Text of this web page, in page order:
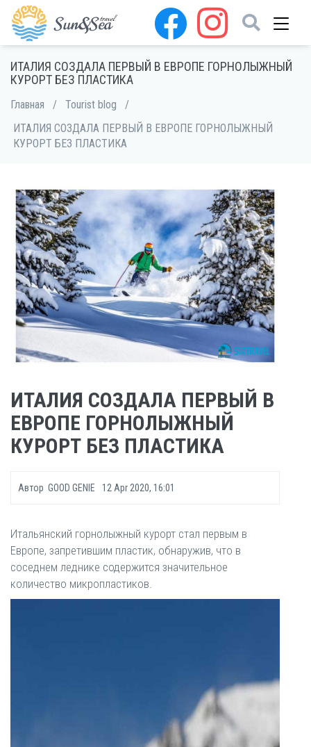
ИТАЛИЯ СОЗДАЛА ПЕРВЫЙ В ЕВРОПЕ ГОРНОЛЫЖНЫЙ
КУРОРТ БЕЗ ПЛАСТИКА
Главная / Tourist blog
/
ИТАЛИЯ СОЗДАЛА ПЕРВЫЙ В ЕВРОПЕ ГОРНОЛЫЖНЫЙ
КУРОРТ БЕЗ ПЛАСТИКА
ИТАЛИЯ СОЗДАЛА ПЕРВЫЙ В
ЕВРОПЕ ГОРНОЛЫЖНЫЙ
КУРОРТ БЕЗ ПЛАСТИКА
Автор GOOD GENIE 12 Apr 2020, 16:01
Итальянский горнолыжный курорт стал первым в
Европе, запретившим пластик, обнаружив, что в
соседнем леднике содержится значительное
количество микропластиков.